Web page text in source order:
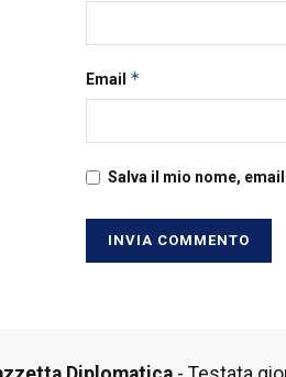
Email *
Salva il mio nome,